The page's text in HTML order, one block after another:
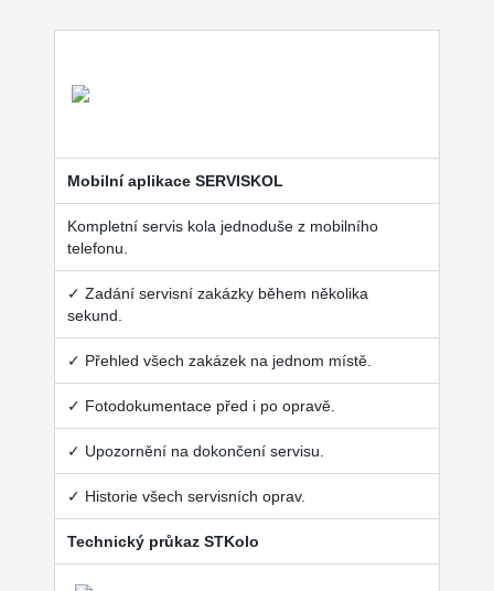
Mobilní aplikace SERVISKOL
Kompletní servis kola jednoduše z mobilního
telefonu.
✓ Zadání servisní zakázky během několika
sekund.
✓ Přehled všech zakázek na jednom místě.
✓ Fotodokumentace před i po opravě.
✓ Upozornění na dokončení servisu.
✓ Historie všech servisních oprav.
Technický průkaz STKolo